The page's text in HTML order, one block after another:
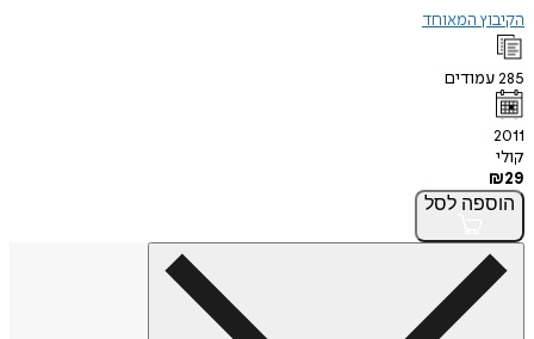
הקיבוץ המאוחד
285עמודים
2011
קולי
₪29
הוספה לסל